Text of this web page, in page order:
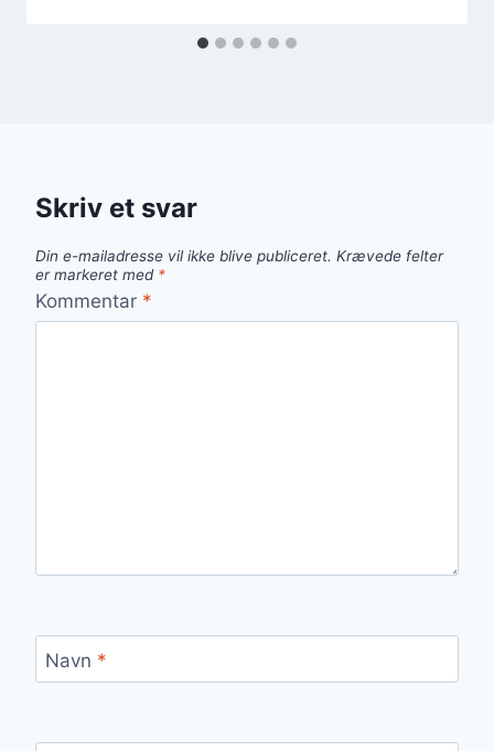
Skriv et svar
Din e-mailadresse vil ikke blive publiceret. Krævede felter
er markeret med *
Kommentar *
Navn *